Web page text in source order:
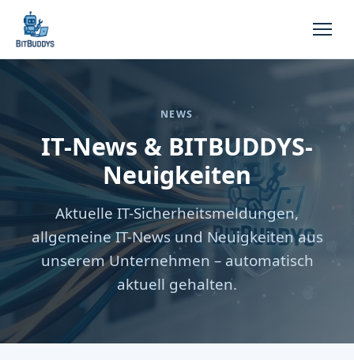
NEWS
IT-News & BITBUDDYS-
Neuigkeiten
Aktuelle IT-Sicherheitsmeldungen,
allgemeine IT-News und Neuigkeiten aus
unserem Unternehmen – automatisch
aktuell gehalten.